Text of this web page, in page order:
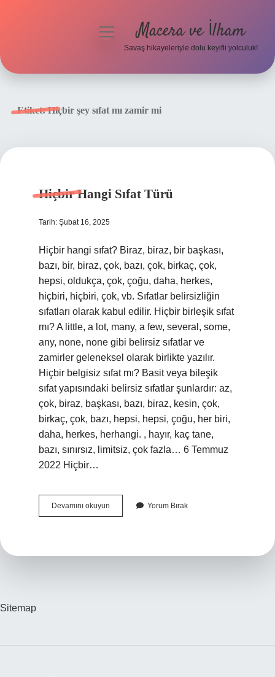
menüyüMacera ve İlham
Savaş hikayeleriyle dolu keyifli yolculuk!
Etiket:Hiçbir şey sıfat mı zamir mi
Hiçbir Hangi Sıfat Türü
Tarih: Şubat 16, 2025
Hiçbir hangi sıfat? Biraz, biraz, bir başkası,
bazı, bir, biraz, çok, bazı, çok, birkaç, çok,
hepsi, oldukça, çok, çoğu, daha, herkes,
hiçbiri, hiçbiri, çok, vb. Sıfatlar belirsizliğin
sıfatları olarak kabul edilir. Hiçbir birleşik sıfat
mı? A little, a lot, many, a few, several, some,
any, none, none gibi belirsiz sıfatlar ve
zamirler geleneksel olarak birlikte yazılır.
Hiçbir belgisiz sıfat mı? Basit veya bileşik
sıfat yapısındaki belirsiz sıfatlar şunlardır: az,
çok, biraz, başkası, bazı, biraz, kesin, çok,
birkaç, çok, bazı, hepsi, hepsi, çoğu, her biri,
daha, herkes, herhangi. , hayır, kaç tane,
bazı, sınırsız, limitsiz, çok fazla… 6 Temmuz
2022 Hiçbir…
Devamını okuyun
Hangi
Yorum Bırak
Sitemap